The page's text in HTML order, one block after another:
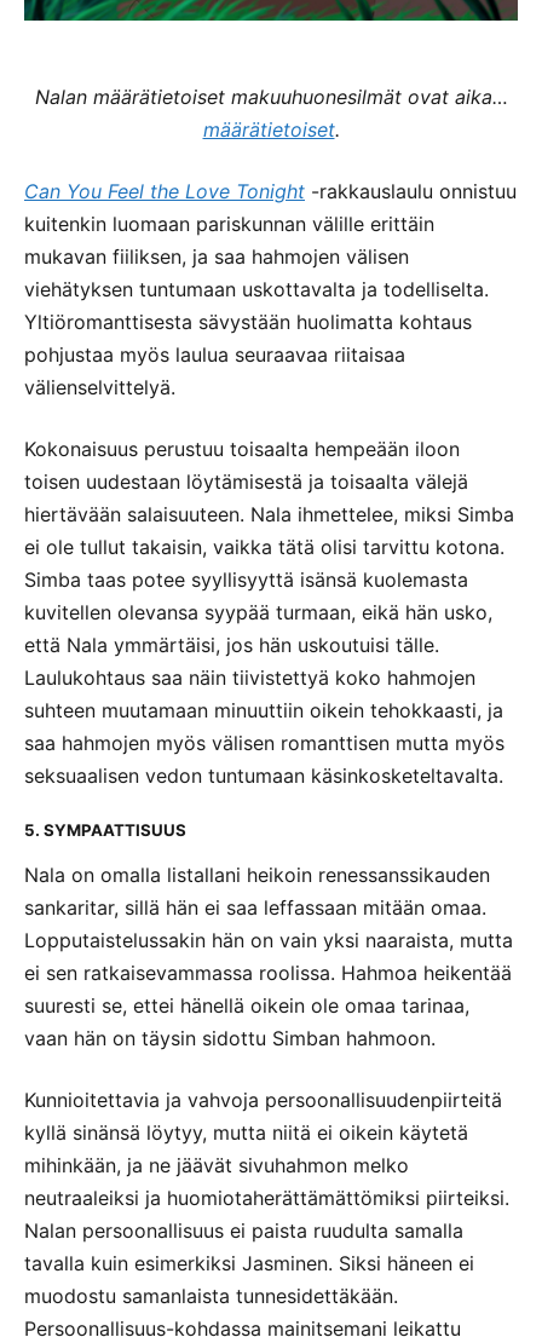
Nalan määrätietoiset makuuhuonesilmät ovat aika…
määrätietoiset.
Can You Feel the Love Tonight -rakkauslaulu onnistuu
kuitenkin luomaan pariskunnan välille erittäin
mukavan fiiliksen, ja saa hahmojen välisen
viehätyksen tuntumaan uskottavalta ja todelliselta.
Yltiöromanttisesta sävystään huolimatta kohtaus
pohjustaa myös laulua seuraavaa riitaisaa
välienselvittelyä.
Kokonaisuus perustuu toisaalta hempeään iloon
toisen uudestaan löytämisestä ja toisaalta välejä
hiertävään salaisuuteen. Nala ihmettelee, miksi Simba
ei ole tullut takaisin, vaikka tätä olisi tarvittu kotona.
Simba taas potee syyllisyyttä isänsä kuolemasta
kuvitellen olevansa syypää turmaan, eikä hän usko,
että Nala ymmärtäisi, jos hän uskoutuisi tälle.
Laulukohtaus saa näin tiivistettyä koko hahmojen
suhteen muutamaan minuuttiin oikein tehokkaasti, ja
saa hahmojen myös välisen romanttisen mutta myös
seksuaalisen vedon tuntumaan käsinkosketeltavalta.
5. SYMPAATTISUUS
Nala on omalla listallani heikoin renessanssikauden
sankaritar, sillä hän ei saa leffassaan mitään omaa.
Lopputaistelussakin hän on vain yksi naaraista, mutta
ei sen ratkaisevammassa roolissa. Hahmoa heikentää
suuresti se, ettei hänellä oikein ole omaa tarinaa,
vaan hän on täysin sidottu Simban hahmoon.
Kunnioitettavia ja vahvoja persoonallisuudenpiirteitä
kyllä sinänsä löytyy, mutta niitä ei oikein käytetä
mihinkään, ja ne jäävät sivuhahmon melko
neutraaleiksi ja huomiotaherättämättömiksi piirteiksi.
Nalan persoonallisuus ei paista ruudulta samalla
tavalla kuin esimerkiksi Jasminen. Siksi häneen ei
muodostu samanlaista tunnesidettäkään.
Persoonallisuus-kohdassa mainitsemani leikattu